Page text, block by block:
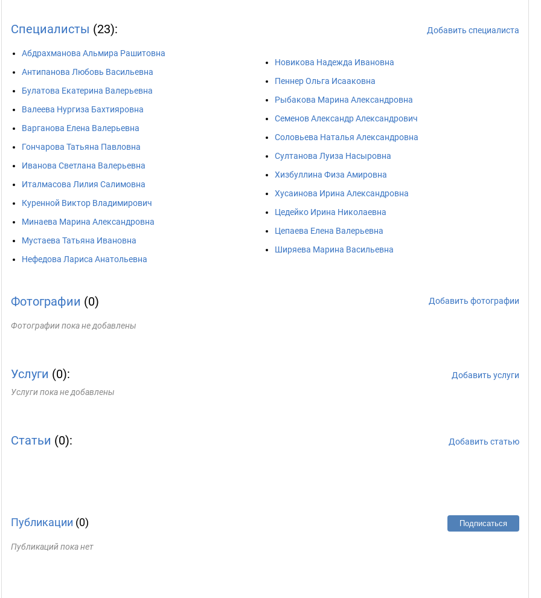
Специалисты (23): Добавить специалиста
Абдрахманова Альмира Рашитовна
Антипанова Любовь Васильевна
Булатова Екатерина Валерьевна
Валеева Нургиза Бахтияровна
Варганова Елена Валерьевна
Гончарова Татьяна Павловна
Иванова Светлана Валерьевна
Италмасова Лилия Салимовна
Куренной Виктор Владимирович
Минаева Марина Александровна
Мустаева Татьяна Ивановна
Нефедова Лариса Анатольевна
Новикова Надежда Ивановна
Пеннер Ольга Исааковна
Рыбакова Марина Александровна
Семенов Александр Александрович
Соловьева Наталья Александровна
Султанова Луиза Насыровна
Хизбуллина Физа Амировна
Хусаинова Ирина Александровна
Цедейко Ирина Николаевна
Цепаева Елена Валерьевна
Ширяева Марина Васильевна
Фотографии (0) Добавить фотографии
Фотографии пока не добавлены
Услуги (0):
Добавить услуги
Услуги пока не добавлены
Статьи (0): Добавить статью
Публикации (0) Подписаться
Публикаций пока нет